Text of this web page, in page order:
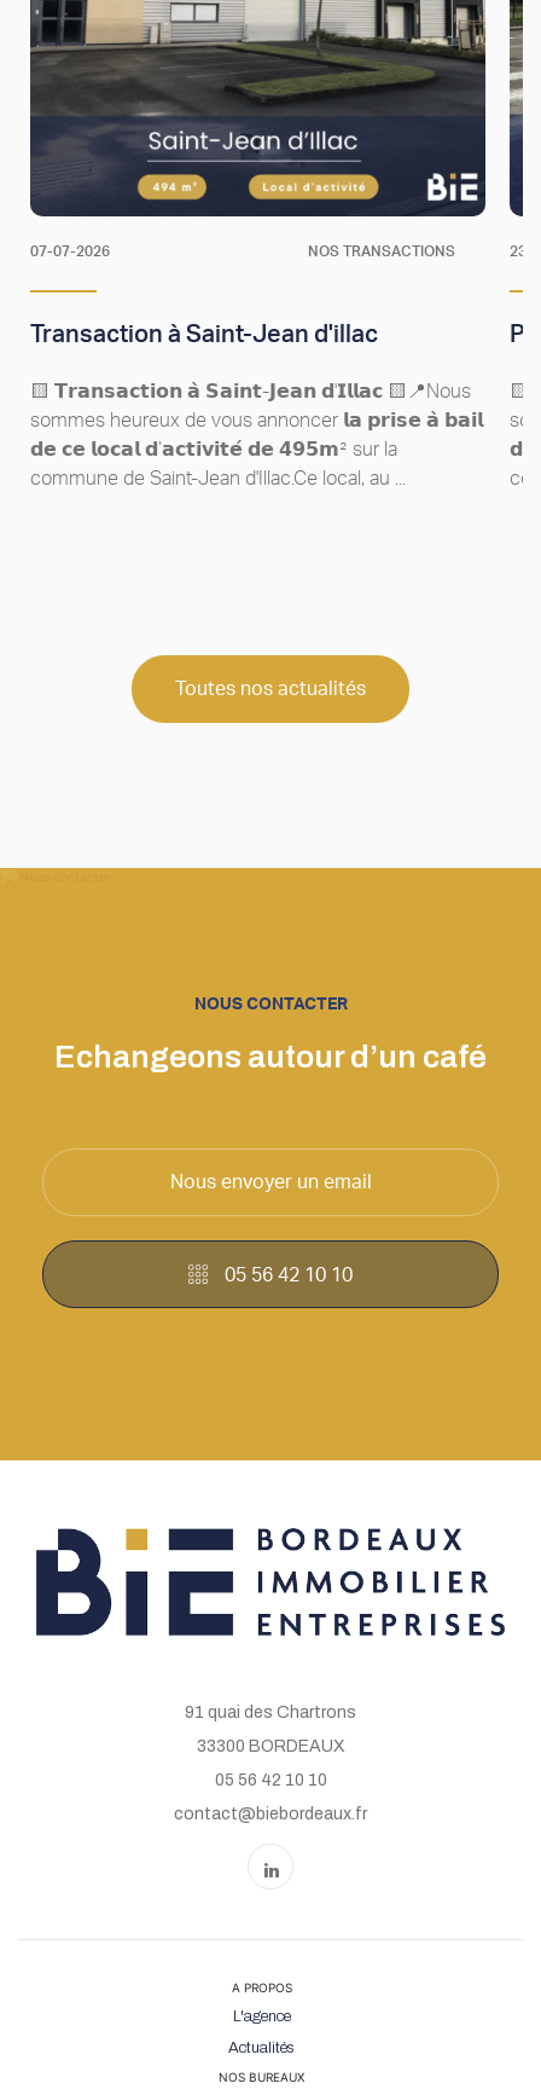
07-07-2026 NOS TRANSACTIONS
Transaction à Saint-Jean d'illac
🟨 𝗧𝗿𝗮𝗻𝘀𝗮𝗰𝘁𝗶𝗼𝗻 𝗮̀ 𝗦𝗮𝗶𝗻𝘁-𝗝𝗲𝗮𝗻 𝗱'𝗜𝗹𝗹𝗮𝗰​ 🟨📍Nous
sommes heureux de vous annoncer 𝗹𝗮 𝗽𝗿𝗶𝘀𝗲 𝗮̀ 𝗯𝗮𝗶𝗹
𝗱𝗲 𝗰𝗲 𝗹𝗼𝗰𝗮𝗹 𝗱’𝗮𝗰𝘁𝗶𝘃𝗶𝘁𝗲́ 𝗱𝗲 𝟰𝟵𝟱𝗺² sur la
commune de Saint-Jean d'Illac.Ce local, au ...
23-
🟨
𝗱𝗲
Toutes nos actualités
NOUS CONTACTER
Echangeons autour d’un café
Nous envoyer un email
05 56 42 10 10
91 quai des Chartrons
33300 BORDEAUX
05 56 42 10 10
contact@biebordeaux.fr
A PROPOS
L'agence
Actualités
NOS BUREAUX